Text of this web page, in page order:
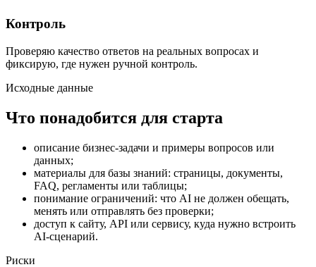
Контроль
Проверяю качество ответов на реальных вопросах и
фиксирую, где нужен ручной контроль.
Исходные данные
Что понадобится для старта
описание бизнес-задачи и примеры вопросов или
данных;
материалы для базы знаний: страницы, документы,
FAQ, регламенты или таблицы;
понимание ограничений: что AI не должен обещать,
менять или отправлять без проверки;
доступ к сайту, API или сервису, куда нужно встроить
AI-сценарий.
Риски